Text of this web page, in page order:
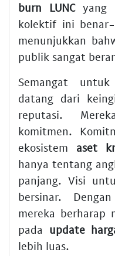
burn LUNCyang
kolektif ini benar-
menunjukkan
publik sangat
Semangat untuk
datang dari
reputasi.
komitmen.
ekosistem aset
hanya tentang
panjang. Visi
bersinar.
mereka berharap
pada update
lebih luas.